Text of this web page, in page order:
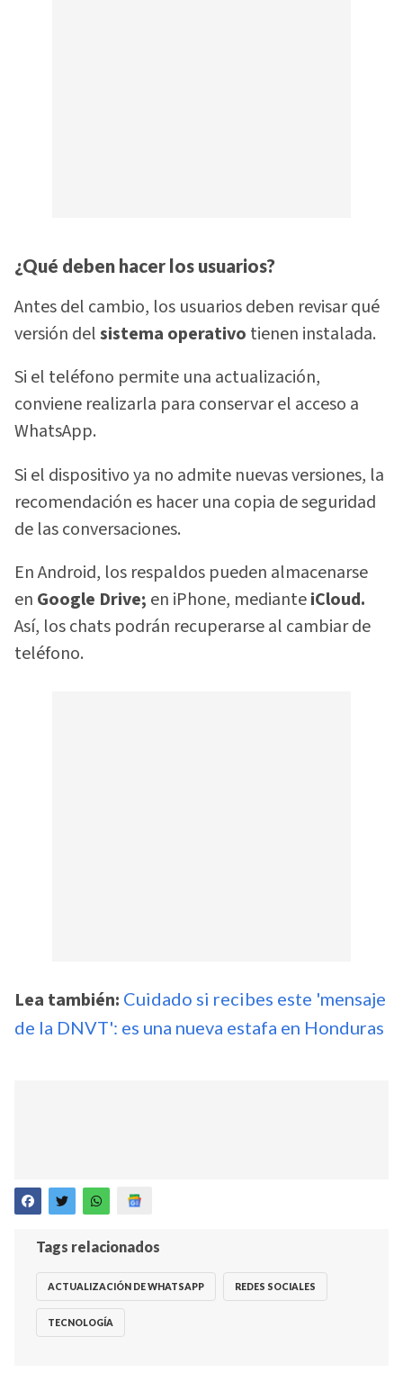
¿Qué deben hacer los usuarios?
Antes del cambio, los usuarios deben revisar qué
versión delsistema operativo tienen instalada.
Si el teléfono permite una actualización,
conviene realizarla para conservar el acceso a
WhatsApp.
Si el dispositivo ya no admite nuevas versiones, la
recomendación es hacer una copia de seguridad
de las conversaciones.
En Android, los respaldos pueden almacenarse
en Google Drive; en iPhone, medianteiCloud.
Así, los chats podrán recuperarse al cambiar de
teléfono.
Lea también: Cuidado si recibes este 'mensaje
de la DNVT': es una nueva estafa en Honduras
Tags relacionados
ACTUALIZACIÓN DE WHATSAPP REDES SOCIALES
TECNOLOGÍA